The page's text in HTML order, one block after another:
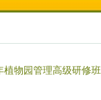
植物园管理高级研修